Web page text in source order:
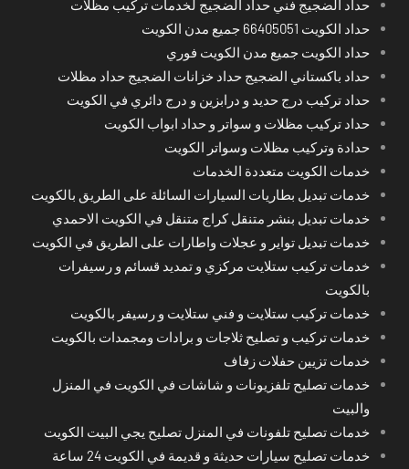
حداد الضجيج فني حداد الضجيج لخدمات تركيب مظلات
حداد الكويت 66405051 جميع مدن الكويت
حداد الكويت جميع مدن الكويت فوري
حداد باكستاني الضجيج حداد خزانات الضجيج حداد مظلات
حداد تركيب درج حديد و درابزين و درج دائري في الكويت
حداد تركيب مظلات و سواتر و حداد ابواب الكويت
حدادة وتركيب مظلات وسواتر الكويت
خدمات الكويت متعددة الخدمات
خدمات تبديل بطاريات السيارات السائلة على الطريق بالكويت
خدمات تبديل بنشر متنقل كراج متنقل في الكويت الاحمدي
خدمات تبديل تواير و عجلات واطارات على الطريق في الكويت
خدمات تركيب ستلايت مركزي و تمديد قسائم و رسيفرات
بالكويت
خدمات تركيب ستلايت و فني ستلايت و رسيفر بالكويت
خدمات تركيب و تصليح ثلاجات و برادات ومجمدات بالكويت
خدمات تزيين حفلات زفاف
خدمات تصليح تلفزيونات و شاشات في الكويت في المنزل
والبيت
خدمات تصليح تلفونات في المنزل تصليح يجي البيت الكويت
خدمات تصليح سيارات حديثة و قديمة في الكويت 24 ساعة